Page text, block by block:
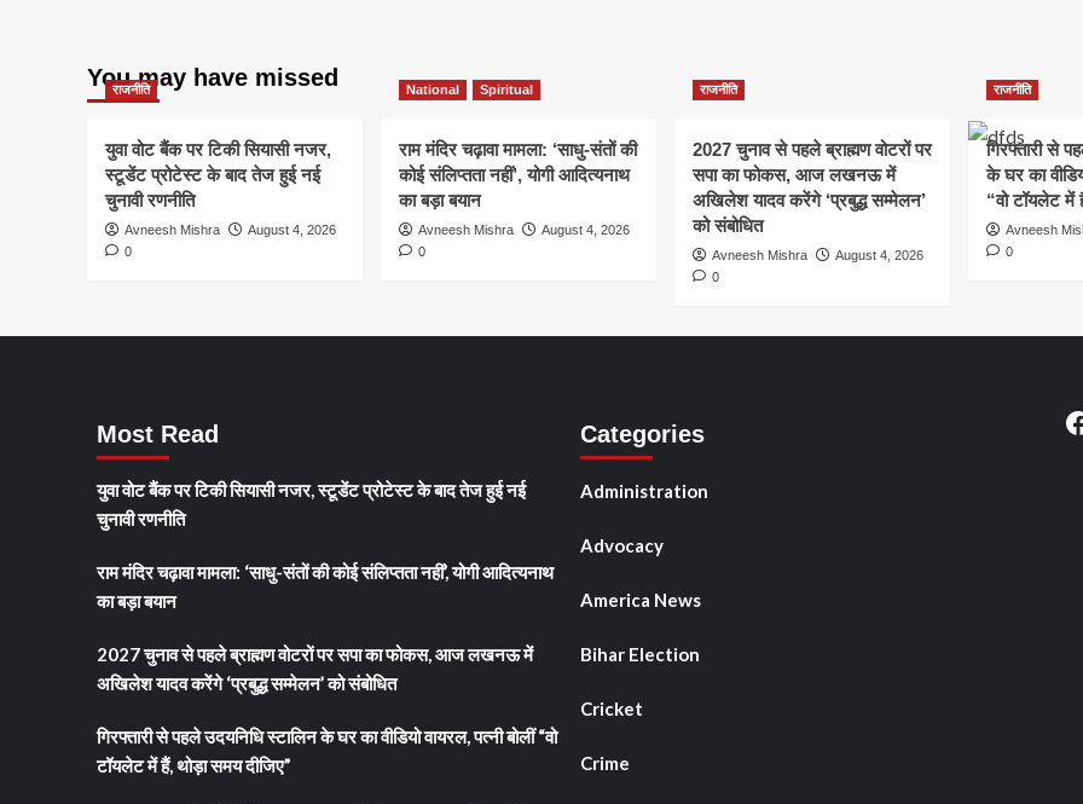
उपराष्ट्रपति
लिए
सी.पी.
राधाकृष्णन
बने
तीन
किया
निष्कासित,
विरोधी
You may have missed
राजनीति
युवा वोट बैंक पर टिकी सियासी नजर,
स्टूडेंट प्रोटेस्ट के बाद तेज हुई नई
चुनावी रणनीति
Avneesh Mishra
August 4, 2026
0
National Spiritual
राम मंदिर चढ़ावा मामला: ‘साधु-संतों की
कोई संलिप्तता नहीं’, योगी आदित्यनाथ
का बड़ा बयान
Avneesh Mishra
August 4, 2026
0
राजनीति
2027 चुनाव से पहले ब्राह्मण वोटरों पर
सपा का फोकस, आज लखनऊ में
अखिलेश यादव करेंगे ‘प्रबुद्ध सम्मेलन’
को संबोधित
Avneesh Mishra
August 4, 2026
0
राजनीति
गिरफ्तारी से
के घर का
“वो टॉयलेट में
Avneesh
0
Most Read
युवा वोट बैंक पर टिकी सियासी नजर, स्टूडेंट प्रोटेस्ट के बाद तेज हुई नई
चुनावी रणनीति
राम मंदिर चढ़ावा मामला: ‘साधु-संतों की कोई संलिप्तता नहीं’, योगी आदित्यनाथ
का बड़ा बयान
2027 चुनाव से पहले ब्राह्मण वोटरों पर सपा का फोकस, आज लखनऊ में
अखिलेश यादव करेंगे ‘प्रबुद्ध सम्मेलन’ को संबोधित
गिरफ्तारी से पहले उदयनिधि स्टालिन के घर का वीडियो वायरल, पत्नी बोलीं “वो
टॉयलेट में हैं, थोड़ा समय दीजिए”
Categories
Administration
Advocacy
America News
Bihar Election
Cricket
Crime